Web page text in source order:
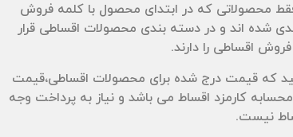
محصولاتی که در ابتدای محصول با کلمه فروش
شده اند و در دسته بندی محصولات اقساطی قرار
اقساطی را دارند.
که قیمت درج شده برای محصولات اقساطی،قیمت
محسابه کارمزد اقساط می باشد و نیاز به پرداخت وجه
نیست.